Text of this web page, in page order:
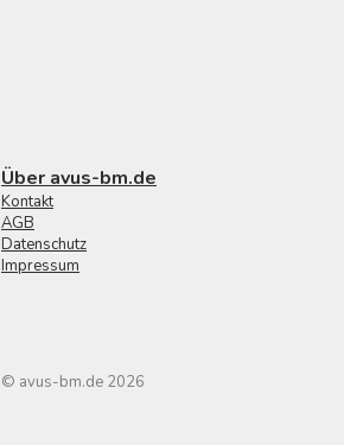
Über avus-bm.de
Kontakt
AGB
Datenschutz
Impressum
© avus-bm.de 2026